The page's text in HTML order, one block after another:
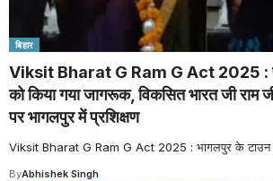
बिहार
Viksit Bharat G Ram G Act 2025 :
को किया गया जागरूक, विकसित भारत जी राम
पर भागलपुर में प्रशिक्षण
Viksit Bharat G Ram G Act 2025 : भागलपुर के टाउन
ByAbhishek Singh